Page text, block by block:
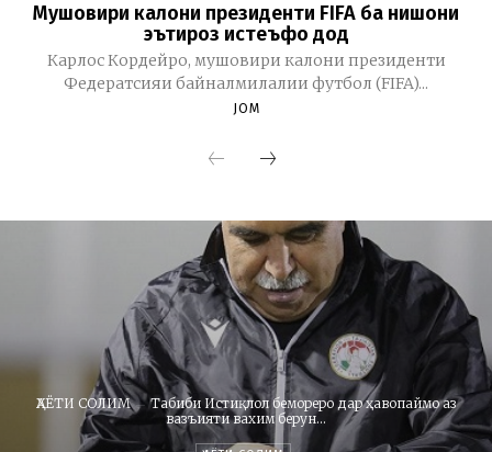
Мушовири калони президенти FIFA ба нишони
эътироз истеъфо дод
Карлос Кордейро, мушовири калони президенти
Федератсияи байналмилалии футбол (FIFA)...
JOM